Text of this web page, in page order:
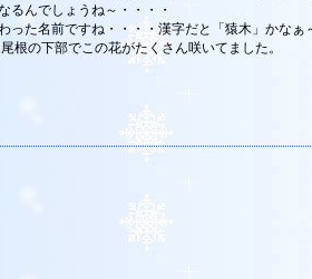
るんでしょうね～・・・・
った名前ですね・・・・漢字だと「猿木」かなぁ
根の下部でこの花がたくさん咲いてました。